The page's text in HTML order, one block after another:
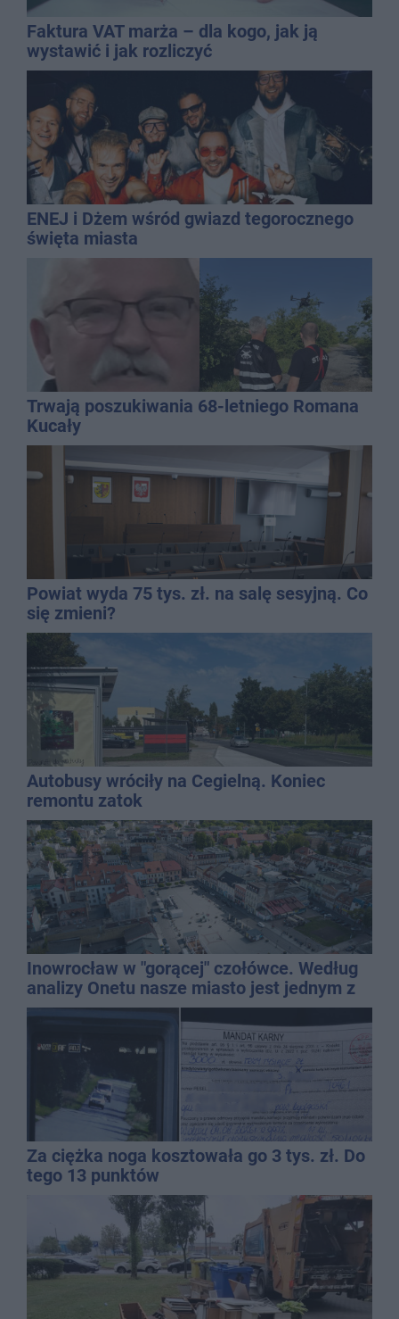
Faktura VAT marża – dla kogo, jak ją
wystawić i jak rozliczyć
ENEJ i Dżem wśród gwiazd tegorocznego
święta miasta
Trwają poszukiwania 68-letniego Romana
Kucały
Powiat wyda 75 tys. zł. na salę sesyjną. Co
się zmieni?
Autobusy wróciły na Cegielną. Koniec
remontu zatok
Inowrocław w "gorącej" czołówce. Według
analizy Onetu nasze miasto jest jednym z
najbardziej narażonych na upały
Za ciężka noga kosztowała go 3 tys. zł. Do
tego 13 punktów